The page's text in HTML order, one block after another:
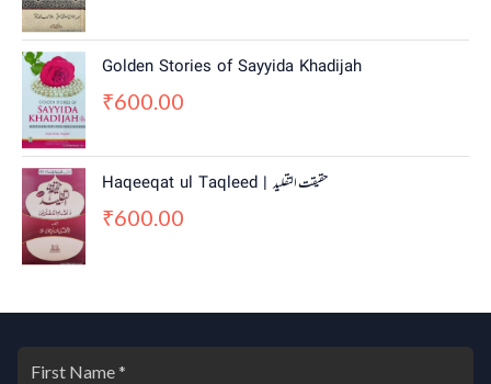
Golden Stories of Sayyida Khadijah
₹600.00
Haqeeqat ul Taqleed | حقیقت التقلید
₹600.00